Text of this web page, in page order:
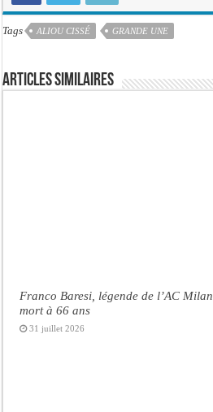
Tags ALIOU CISSÉ GRANDE UNE
Articles similaires
Franco Baresi, légende de l’AC
mort à 66 ans
31 juillet 2026